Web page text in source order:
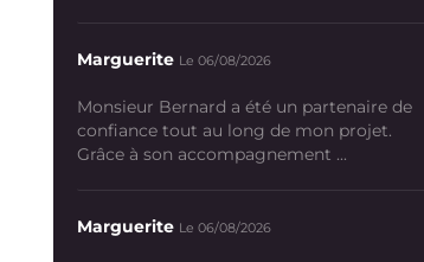
Marguerite Le 06/08/2026
Monsieur Bernard a été un partenaire de
confiance tout au long de mon projet.
Grâce à son accompagnement ...
Marguerite Le 06/08/2026